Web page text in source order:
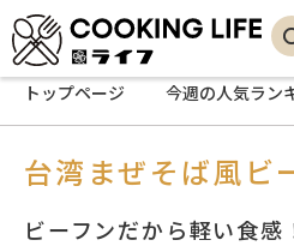
トップページ 今週の人気ラン
台湾まぜそば風ビ
ビーフンだから軽い食